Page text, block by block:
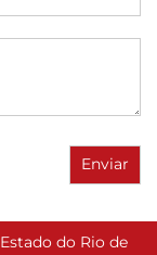
do Rio de